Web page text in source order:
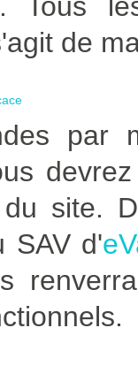
de
par
du site.
SAV d'